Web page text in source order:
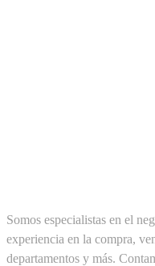
Somos especialistas en el
experiencia en la compra,
departamentos y más.